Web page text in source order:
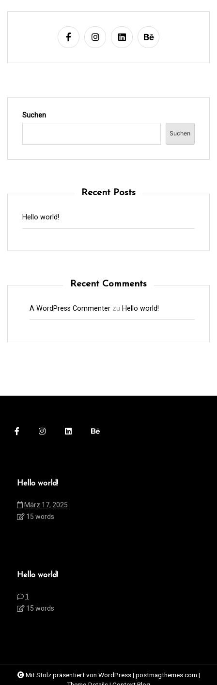
Suchen
Suchen
Recent Posts
Hello world!
Recent Comments
A WordPress Commenter zu Hello world!
Hello world!
März 17, 2025
15 words
Hello world!
1
15 words
Mit Stolz präsentiert von WordPress| postmagthemes.com |